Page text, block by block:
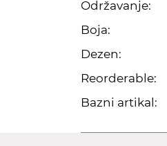
Održavanje:
Boja:
Dezen:
Reorderable:
Bazni artikal: